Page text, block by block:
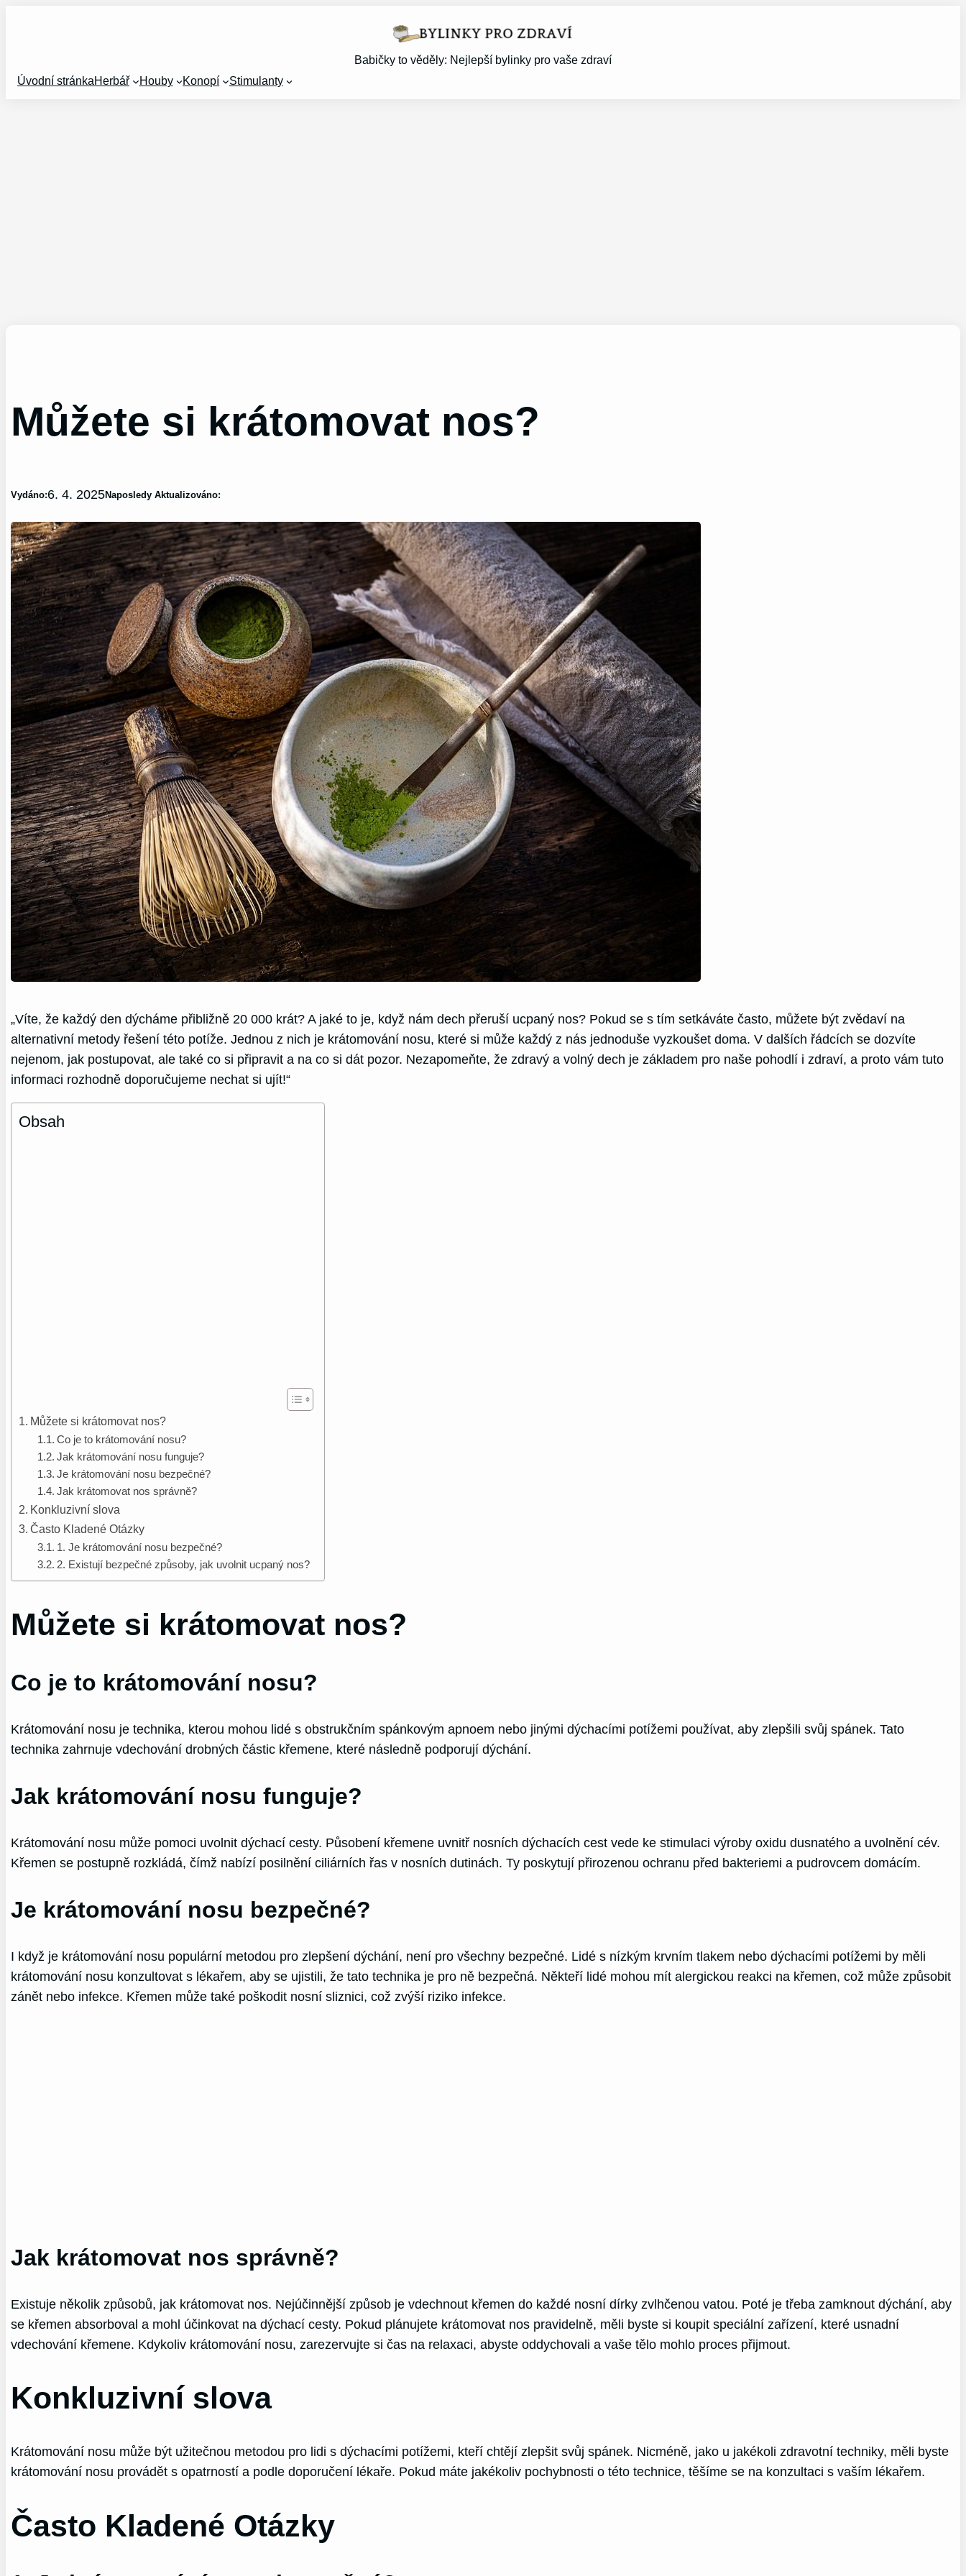
Babičky to věděly: Nejlepší bylinky pro vaše zdraví
Úvodní stránkaHerbář Houby Konopí Stimulanty
Můžete si krátomovat nos?
Vydáno:6. 4. 2025Naposledy Aktualizováno:
„Víte, že každý den dýcháme přibližně 20 000 krát? A jaké to je, když nám dech přeruší ucpaný nos? Pokud se s tím setkáváte často, můžete být zvědaví na
alternativní metody řešení této potíže. Jednou z nich je krátomování nosu, které si může každý z nás jednoduše vyzkoušet doma. V dalších řádcích se dozvíte
nejenom, jak postupovat, ale také co si připravit a na co si dát pozor. Nezapomeňte, že zdravý a volný dech je základem pro naše pohodlí i zdraví, a proto vám tuto
informaci rozhodně doporučujeme nechat si ujít!“
Obsah
Můžete si krátomovat nos?
Co je to krátomování nosu?
Jak krátomování nosu funguje?
Je krátomování nosu bezpečné?
Jak krátomovat nos správně?
Konkluzivní slova
Často Kladené Otázky
1. Je krátomování nosu bezpečné?
2. Existují bezpečné způsoby, jak uvolnit ucpaný nos?
Můžete si krátomovat nos?
Co je to krátomování nosu?
Krátomování nosu je technika, kterou mohou lidé s obstrukčním spánkovým apnoem nebo jinými dýchacími potížemi používat, aby zlepšili svůj spánek. Tato
technika zahrnuje vdechování drobných částic křemene, které následně podporují dýchání.
Jak krátomování nosu funguje?
Krátomování nosu může pomoci uvolnit dýchací cesty. Působení křemene uvnitř nosních dýchacích cest vede ke stimulaci výroby oxidu dusnatého a uvolnění cév.
Křemen se postupně rozkládá, čímž nabízí posilnění ciliárních řas v nosních dutinách. Ty poskytují přirozenou ochranu před bakteriemi a pudrovcem domácím.
Je krátomování nosu bezpečné?
I když je krátomování nosu populární metodou pro zlepšení dýchání, není pro všechny bezpečné. Lidé s nízkým krvním tlakem nebo dýchacími potížemi by měli
krátomování nosu konzultovat s lékařem, aby se ujistili, že tato technika je pro ně bezpečná. Někteří lidé mohou mít alergickou reakci na křemen, což může způsobit
zánět nebo infekce. Křemen může také poškodit nosní sliznici, což zvýší riziko infekce.
Jak krátomovat nos správně?
Existuje několik způsobů, jak krátomovat nos. Nejúčinnější způsob je vdechnout křemen do každé nosní dírky zvlhčenou vatou. Poté je třeba zamknout dýchání, aby
se křemen absorboval a mohl účinkovat na dýchací cesty. Pokud plánujete krátomovat nos pravidelně, měli byste si koupit speciální zařízení, které usnadní
vdechování křemene. Kdykoliv krátomování nosu, zarezervujte si čas na relaxaci, abyste oddychovali a vaše tělo mohlo proces přijmout.
Konkluzivní slova
Krátomování nosu může být užitečnou metodou pro lidi s dýchacími potížemi, kteří chtějí zlepšit svůj spánek. Nicméně, jako u jakékoli zdravotní techniky, měli byste
krátomování nosu provádět s opatrností a podle doporučení lékaře. Pokud máte jakékoliv pochybnosti o této technice, těšíme se na konzultaci s vaším lékařem.
Často Kladené Otázky